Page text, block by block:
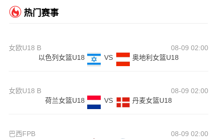
热门赛事
女欧U18 B
08-09 02:00
以色列女篮U18
VS 奥地利女篮U18
女欧U18 B
08-09 02:00
荷兰女篮U18
VS 丹麦女篮U18
巴西FPB
08-09 02:00